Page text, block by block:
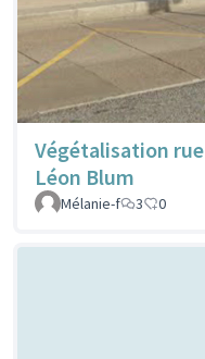
Végétalisation rue
Léon Blum
Mélanie-f
3 0